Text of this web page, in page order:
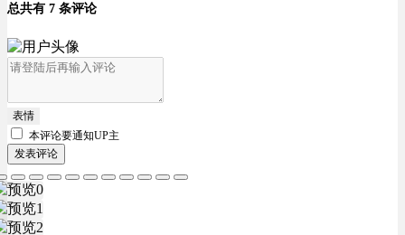
总共有 7 条评论
表情
本评论要通知UP主
发表评论